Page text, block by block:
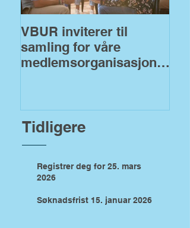
VBUR inviterer til
samling for våre
medlemsorganisasjoner
Tidligere
Registrer deg for 25. mars
2026
Søknadsfrist 15. januar 2026